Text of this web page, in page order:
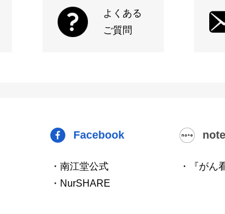
よくある
ご質問
Facebook
・南江堂公式
・NurSHARE
note
・『がん